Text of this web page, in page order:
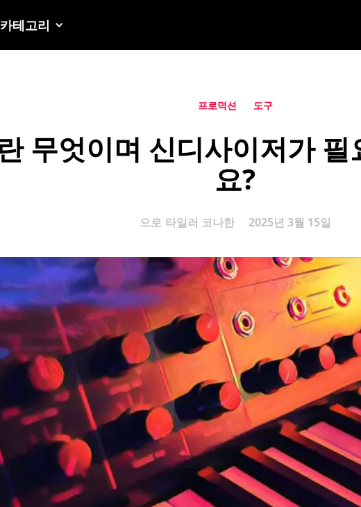
카테고리
프로덕션 도구
무엇이며 신디사이저가
요?
으로 타일러 코나한 2025년 3월 15일